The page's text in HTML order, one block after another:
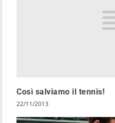
Così salviamo il tennis!
22/11/2013